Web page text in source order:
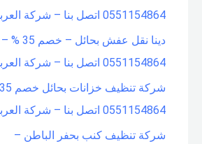
0551154864 اتصل بنا – شركة العربي
دينا نقل عفش بحائل – خصم 35 % –
0551154864 اتصل بنا – شركة العربي
0551154864 اتصل بنا – شركة العربي
شركة تنظيف كنب بحفر الباطن –